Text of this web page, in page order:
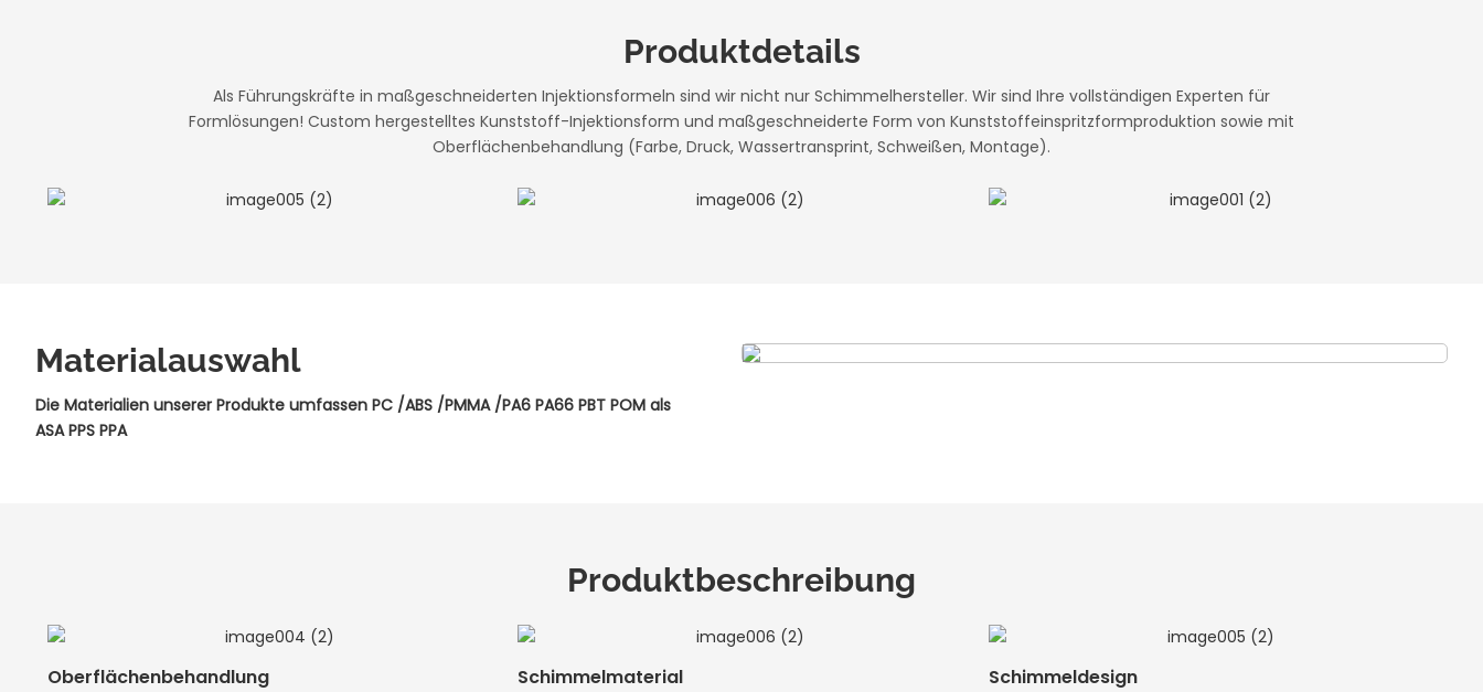
Produktdetails
Als Führungskräfte in maßgeschneiderten Injektionsformeln sind wir nicht nur Schimmelhersteller. Wir sind Ihre vollständigen Experten für
Formlösungen! Custom hergestelltes Kunststoff-Injektionsform und maßgeschneiderte Form von Kunststoffeinspritzformproduktion sowie mit
Oberflächenbehandlung (Farbe, Druck, Wassertransprint, Schweißen, Montage).
Materialauswahl
Die Materialien unserer Produkte umfassen PC /ABS /PMMA /PA6 PA66 PBT POM als
ASA PPS PPA
Produktbeschreibung
Oberflächenbehandlung Schimmelmaterial Schimmeldesign